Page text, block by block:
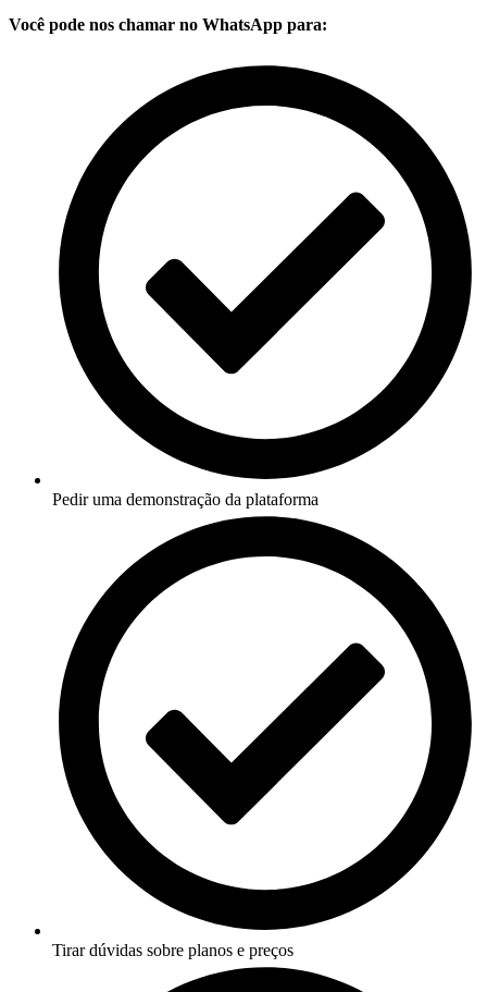
Você pode nos chamar no WhatsApp para:
Pedir uma demonstração da plataforma
Tirar dúvidas sobre planos e preços